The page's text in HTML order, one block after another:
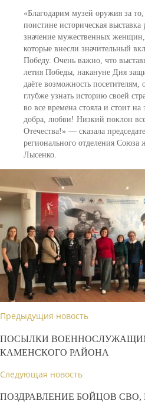
«Благодарим музей оружия за то,
поистине историческая выставка
значение мужественных женщин,
которые внесли значительный
Победу. Очень важно, что
летия Победы, накануне Дня
даёте возможность
глубже узнать историю своей
во все времена стояла и стоит
добра, любви! Низкий поклон
Отечества!» — сказала
регионального отделения
Лысенко.
Предыдущия новость
ПОСЫЛКИ
КАМЕНСКОГО РАЙОНА
Следующая новость
ПОЗДРАВЛЕНИЕ БОЙЦОВ